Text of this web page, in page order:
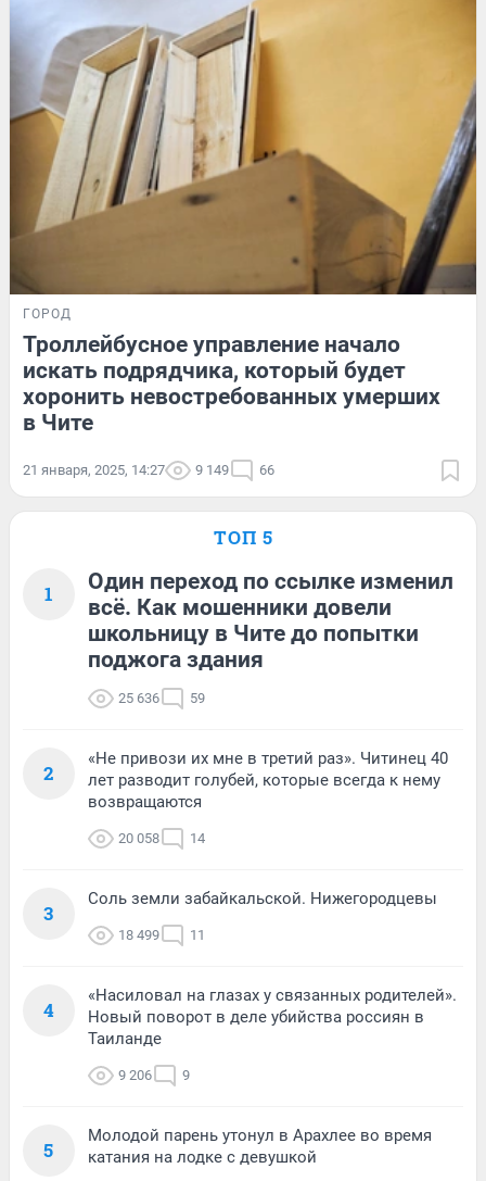
ГОРОД
Троллейбусное управление начало
искать подрядчика, который будет
хоронить невостребованных умерших
в Чите
21 января, 2025, 14:27 9 149 66
ТОП 5
1
Один переход по ссылке изменил
всё. Как мошенники довели
школьницу в Чите до попытки
поджога здания
25 636 59
2
«Не привози их мне в третий раз». Читинец 40
лет разводит голубей, которые всегда к нему
возвращаются
20 058 14
3
Соль земли забайкальской. Нижегородцевы
18 499 11
4
«Насиловал на глазах у связанных родителей».
Новый поворот в деле убийства россиян в
Таиланде
9 206 9
5
Молодой парень утонул в Арахлее во время
катания на лодке с девушкой